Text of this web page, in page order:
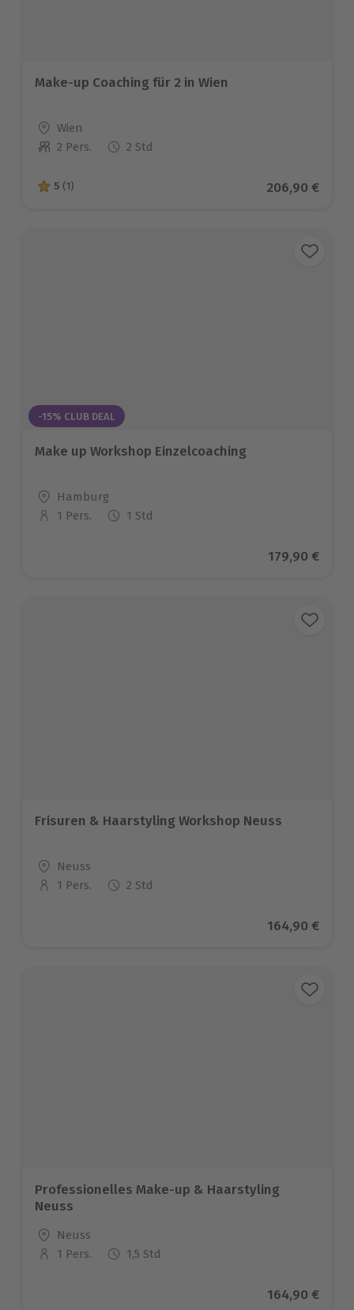
Make-up Coaching für 2 in Wien
Standort
Wien
Anzahl der Teilnehmer
2 Pers. 2 Std
5 von 5 Sternen basierend auf 1 Bewertungen
5 (1) Aktueller
206,90 €
-15% CLUB DEAL
Make up Workshop Einzelcoaching
Standort
Hamburg
Anzahl der Teilnehmer
1 Pers. 1 Std
Aktueller
179,90 €
Frisuren & Haarstyling Workshop Neuss
Standort
Neuss
Anzahl der Teilnehmer
1 Pers. 2 Std
Aktueller
164,90 €
Professionelles Make-up & Haarstyling
Neuss
Standort
Neuss
Anzahl der Teilnehmer
1 Pers. 1,5 Std
Aktueller
164,90 €